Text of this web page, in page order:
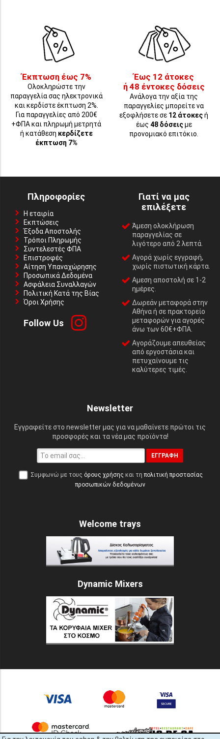
Έκπτωση έως 7%
Ολοκληρώστε την
παραγγελία σας ηλεκτρονικά
και κερδίστε έκπτωση 2%.
Για παραγγελίες από 200€
+ΦΠΑ και πληρωμή μετρητά
ή κατάθεση κερδίζετε
έκπτωση 7%
Έως 12 άτοκες
ή 48 έντοκες δόσεις
Ανάλογα την αξία της
παραγγελίες μπορείτε να
εξοφλήσετε σε 12 άτοκεςή
έως 48 δόσειςμε
προνομιακό επιτόκιο.
Πληροφορίες
Η εταιρία
Εκπτώσεις
Έξοδα Αποστολής
Τρόποι Πληρωμής
Συντελεστές ΦΠΑ
Επιστροφές
Αίτηση Υπαναχώρησης
Προσωπικά Δεδομένα
Ασφάλεια Συναλλαγών
Πολιτική Κατά της Βίας
Όροι Χρήσης
Follow Us
Γιατί να μας
επιλέξετε
Άμεση ολοκλήρωση
παραγγελίας σε
λιγότερο από 2 λεπτά.
Αγορά χωρίς εγγραφή,
χωρίς πιστωτική κάρτα.
Αμεση αποστολή σε 1-2
ημέρες.
Δωρεάν μεταφορά στην
Αθήνα ή σε πρακτορείο
μεταφορών για αγορές
άνω των 60€+ΦΠΑ.
Αγοράζουμε απευθείας
από εργοστάσια και
πετυχαίνουμε τις
καλύτερες τιμές.
Newsletter
Εγγραφείτε στο newsletter μας για να μαθαίνετε πρώτοι τις
προσφορές και τα νέα μας προϊόντα!
ΕΓΓΡΑΦΉ
Συμφωνώ με τους όρους χρήσης και τη πολιτική προστασίας
προσωπικών δεδομένων
Welcome trays
Dynamic Mixers